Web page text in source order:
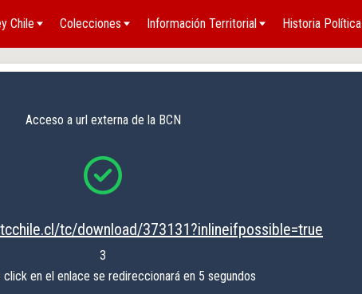
Chile Colecciones Información Territorial Historia Política
Acceso a url externa de la BCN
tc/download/373131?inlineifpossible=true
3
click en el enlace se redireccionará en 5 segundos